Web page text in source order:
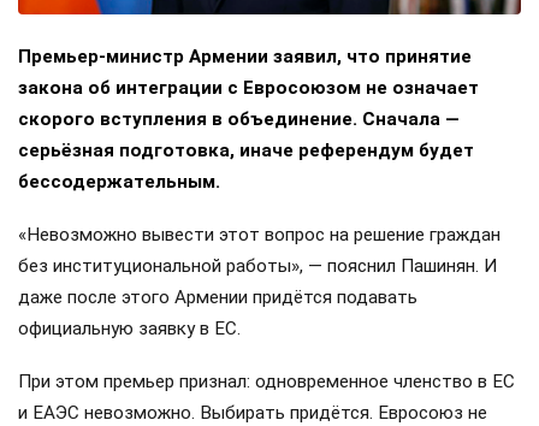
Премьер-министр Армении заявил, что принятие
закона об интеграции с Евросоюзом не означает
скорого вступления в объединение. Сначала —
серьёзная подготовка, иначе референдум будет
бессодержательным.
«Невозможно вывести этот вопрос на решение граждан
без институциональной работы», — пояснил Пашинян. И
даже после этого Армении придётся подавать
официальную заявку в ЕС.
При этом премьер признал: одновременное членство в ЕС
и ЕАЭС невозможно. Выбирать придётся. Евросоюз не